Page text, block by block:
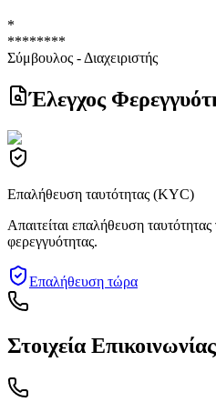
*
********
Σύμβουλος - Διαχειριστής
Έλεγχος
Επαλήθευση ταυτότητας (KYC)
Απαιτείται επαλήθευση
φερεγγυότητας.
Επαλήθευση τώρα
Στοιχεία Επικοινωνίας